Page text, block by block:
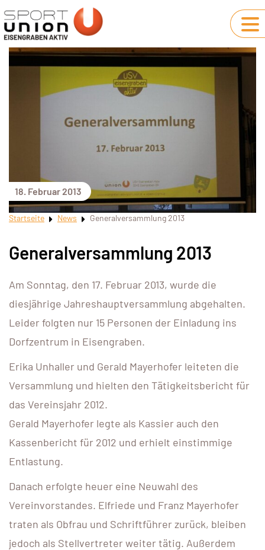
18. Februar 2013
Startseite News Generalversammlung 2013
Generalversammlung 2013
Am Sonntag, den 17. Februar 2013, wurde die
diesjährige Jahreshauptversammlung abgehalten.
Leider folgten nur 15 Personen der Einladung ins
Dorfzentrum in Eisengraben.
Erika Unhaller und Gerald Mayerhofer leiteten die
Versammlung und hielten den Tätigkeitsbericht für
das Vereinsjahr 2012.
Gerald Mayerhofer legte als Kassier auch den
Kassenbericht für 2012 und erhielt einstimmige
Entlastung.
Danach erfolgte heuer eine Neuwahl des
Vereinvorstandes. Elfriede und Franz Mayerhofer
traten als Obfrau und Schriftführer zurück, bleiben
jedoch als Stellvertreter weiter tätig. Außerdem